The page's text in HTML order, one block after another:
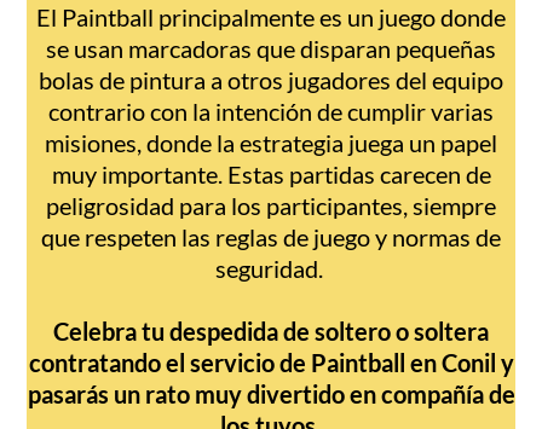
El Paintball principalmente es un juego donde
se usan marcadoras que disparan pequeñas
bolas de pintura a otros jugadores del equipo
contrario con la intención de cumplir varias
misiones, donde la estrategia juega un papel
muy importante. Estas partidas carecen de
peligrosidad para los participantes, siempre
que respeten las reglas de juego y normas de
seguridad.
Celebra tu despedida de soltero o soltera
contratando el servicio de Paintball en Conil y
pasarás un rato muy divertido en compañía de